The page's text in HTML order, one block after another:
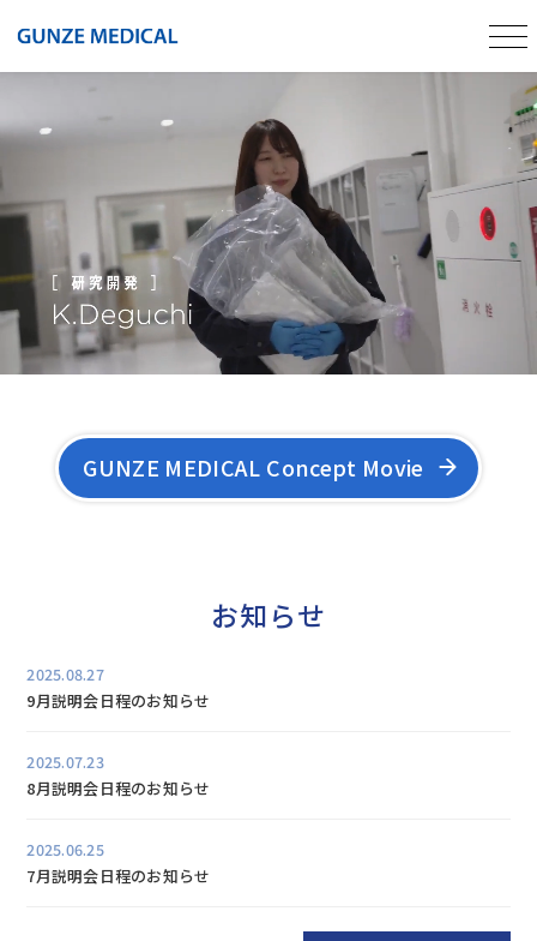
GUNZE MEDICAL Concept Movie
お知らせ
2025.08.27
9月説明会日程のお知らせ
2025.07.23
8月説明会日程のお知らせ
2025.06.25
7月説明会日程のお知らせ